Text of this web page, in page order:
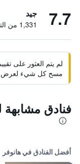
7.7 جيد
1,331 من التقييمات تم التحقق منها
لم يتم العثور على
مسح كل شيء لعرض
فنادق مشابهة
أفضل الفنادق في هانوفر